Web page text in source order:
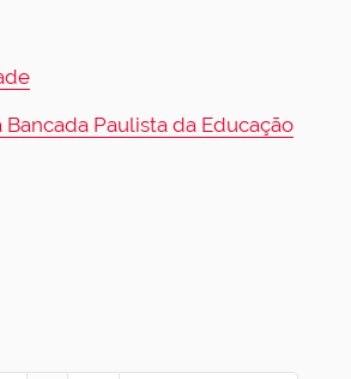
Paulista da Educação